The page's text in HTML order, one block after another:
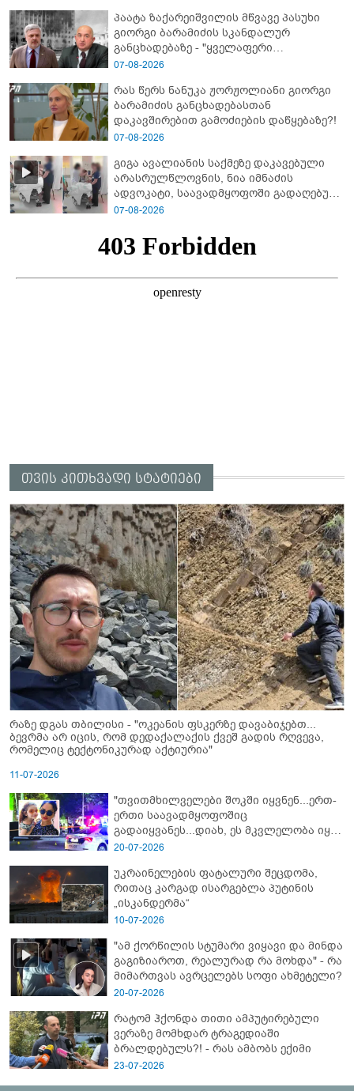
პაატა ზაქარეიშვილის მწვავე პასუხი
გიორგი ბარამიძის სკანდალურ
განცხადებაზე - "ყველაფერი
დეტალურად ვიცი... კამანში მოკლული
ბარამიძე კი ტყუის"
07-08-2026
რას წერს ნანუკა ჟორჟოლიანი გიორგი
ბარამიძის განცხადებასთან
დაკავშირებით გამოძიების დაწყებაზე?!
07-08-2026
გიგა ავალიანის საქმეზე დაკავებული
არასრულწლოვნის, ნია იმნაძის
ადვოკატი, საავადმყოფოში გადაღებულ
კადრებს ავრცელებს
07-08-2026
თვის კითხვადი სტატიები
რაზე დგას თბილისი - "ოკეანის ფსკერზე დავაბიჯებთ...
ბევრმა არ იცის, რომ დედაქალაქის ქვეშ გადის რღვევა,
რომელიც ტექტონიკურად აქტიურია"
11-07-2026
"თვითმხილველები შოკში იყვნენ...ერთ-
ერთი საავადმყოფოშიც
გადაიყვანეს...დიახ, ეს მკვლელობა იყო"
- გორში დატრიალებული ტრაგედიის
20-07-2026
უკრაინელების ფატალური შეცდომა,
რითაც კარგად ისარგებლა პუტინის
„ისკანდერმა“
10-07-2026
"ამ ქორწილის სტუმარი ვიყავი და მინდა
გაგიზიაროთ, რეალურად რა მოხდა" - რა
მიმართვას ავრცელებს სოფი ახმეტელი?
20-07-2026
რატომ ჰქონდა თითი ამპუტირებული
ვერაზე მომხდარ ტრაგედიაში
ბრალდებულს?! - რას ამბობს ექიმი
23-07-2026